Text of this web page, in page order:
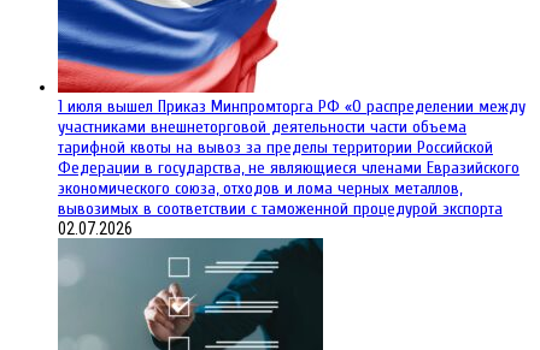
1 июля вышел Приказ Минпромторга РФ «О распределении между
участниками внешнеторговой деятельности части объема
тарифной квоты на вывоз за пределы территории Российской
Федерации в государства, не являющиеся членами Евразийского
экономического союза, отходов и лома черных металлов,
вывозимых в соответствии с таможенной процедурой экспорта
02.07.2026